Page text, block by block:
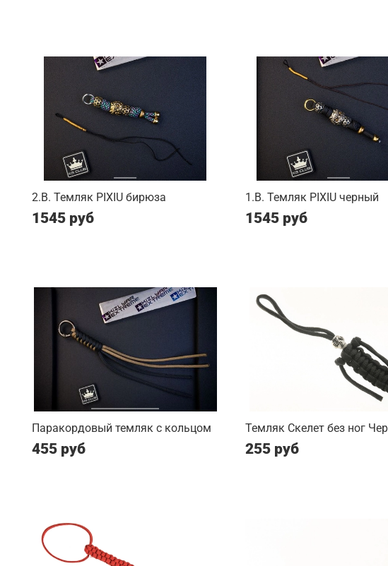
2.B. Темляк PIXIU бирюза
1545 руб
1.B. Темляк PIXIU черный
1545 руб
Паракордовый темляк с кольцом
455 руб
Темляк Скелет без ног
255 руб